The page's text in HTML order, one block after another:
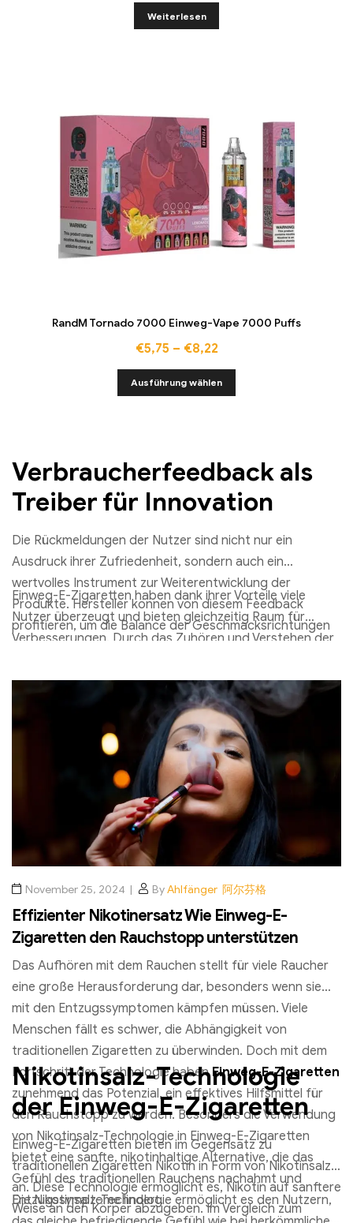
Weiterlesen
RandM Tornado 7000 Einweg-Vape 7000 Puffs
€5,75 – €8,22
Ausführung wählen
Verbraucherfeedback als
Treiber für Innovation
Die Rückmeldungen der Nutzer sind nicht nur ein
Ausdruck ihrer Zufriedenheit, sondern auch ein
wertvolles Instrument zur Weiterentwicklung der
Produkte. Hersteller können von diesem Feedback
profitieren, um die Balance der Geschmacksrichtungen
Einweg-E-Zigaretten haben dank ihrer Vorteile viele
Nutzer überzeugt und bieten gleichzeitig Raum für
Verbesserungen. Durch das Zuhören und Verstehen der
ihrer Produkte weiter steigern und den
Marktanforderungen gerecht werden. So wird der Weg
für eine noch bessere Nutzererfahrung geebnet.
November 25, 2024 ByAhlfänger 阿尔芬格
Effizienter Nikotinersatz Wie Einweg-E-
Zigaretten den Rauchstopp unterstützen
Das Aufhören mit dem Rauchen stellt für viele Raucher
eine große Herausforderung dar, besonders wenn sie
mit den Entzugssymptomen kämpfen müssen. Viele
Menschen fällt es schwer, die Abhängigkeit von
traditionellen Zigaretten zu überwinden. Doch mit dem
Fortschritt der Technologie habenEinweg-E-Zigaretten
zunehmend das Potenzial, ein effektives Hilfsmittel für
den Rauchstopp zu werden. Besonders die Verwendung
von Nikotinsalz-Technologie in Einweg-E-Zigaretten
bietet eine sanfte, nikotinhaltige Alternative, die das
Gefühl des traditionellen Rauchens nachahmt und
Entzugssymptome lindert.
Nikotinsalz-Technologie
der Einweg-E-Zigaretten
Einweg-E-Zigaretten bieten im Gegensatz zu
traditionellen Zigaretten Nikotin in Form von Nikotinsalz
an. Diese Technologie ermöglicht es, Nikotin auf sanftere
Weise an den Körper abzugeben. Im Vergleich zum
Die Nikotinsalz-Technologie ermöglicht es den Nutzern,